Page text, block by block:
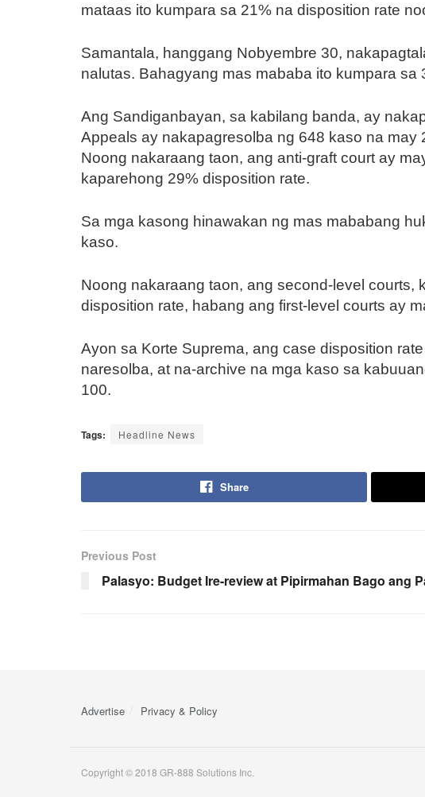
mataas ito kumpara sa 21% na disposition rate
Samantala, hanggang Nobyembre 30,
nalutas. Bahagyang mas mababa ito kumpara
Ang Sandiganbayan, sa kabilang banda, ay
Appeals ay nakapagresolba ng 648 kaso na may
Noong nakaraang taon, ang anti-graft court ay
kaparehong 29% disposition rate.
Sa mga kasong hinawakan ng mas mababang
kaso.
Noong nakaraang taon, ang second-level courts,
disposition rate, habang ang first-level courts ay
Ayon sa Korte Suprema, ang case disposition
naresolba, at na-archive na mga kaso sa
100.
Tags: Headline News
Share
Previous Post
Palasyo: Budget Ire-review at Pipirmahan Bago ang
Advertise Privacy & Policy
Copyright © 2018 GR-888 Solutions Inc.